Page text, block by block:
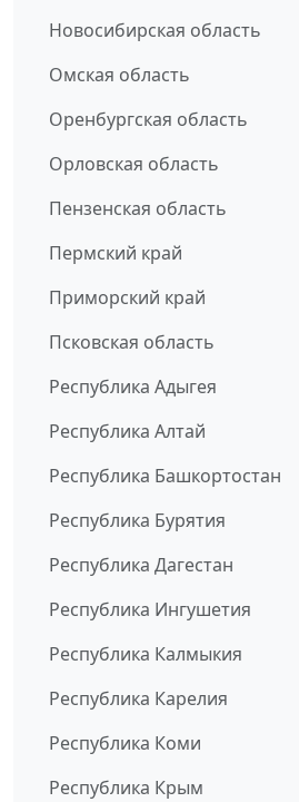
Новосибирская область
Омская область
Оренбургская область
Орловская область
Пензенская область
Пермский край
Приморский край
Псковская область
Республика Адыгея
Республика Алтай
Республика Башкортостан
Республика Бурятия
Республика Дагестан
Республика Ингушетия
Республика Калмыкия
Республика Карелия
Республика Коми
Республика Крым